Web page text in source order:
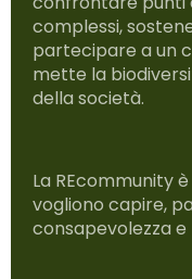
complessi,
partecipare a un
mette la
della società.
La REcommunity
vogliono capire,
consapevolezza